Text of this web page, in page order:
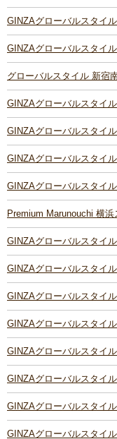
GINZAグローバルスタイ
GINZAグローバルスタイ
グローバルスタイル 新宿
GINZAグローバルスタイ
GINZAグローバルスタイ
GINZAグローバルスタイ
GINZAグローバルスタイ
Premium Marunouchi 横
GINZAグローバルスタイ
GINZAグローバルスタイ
GINZAグローバルスタイ
GINZAグローバルスタイ
GINZAグローバルスタイ
GINZAグローバルスタイ
GINZAグローバルスタイ
GINZAグローバルスタイ